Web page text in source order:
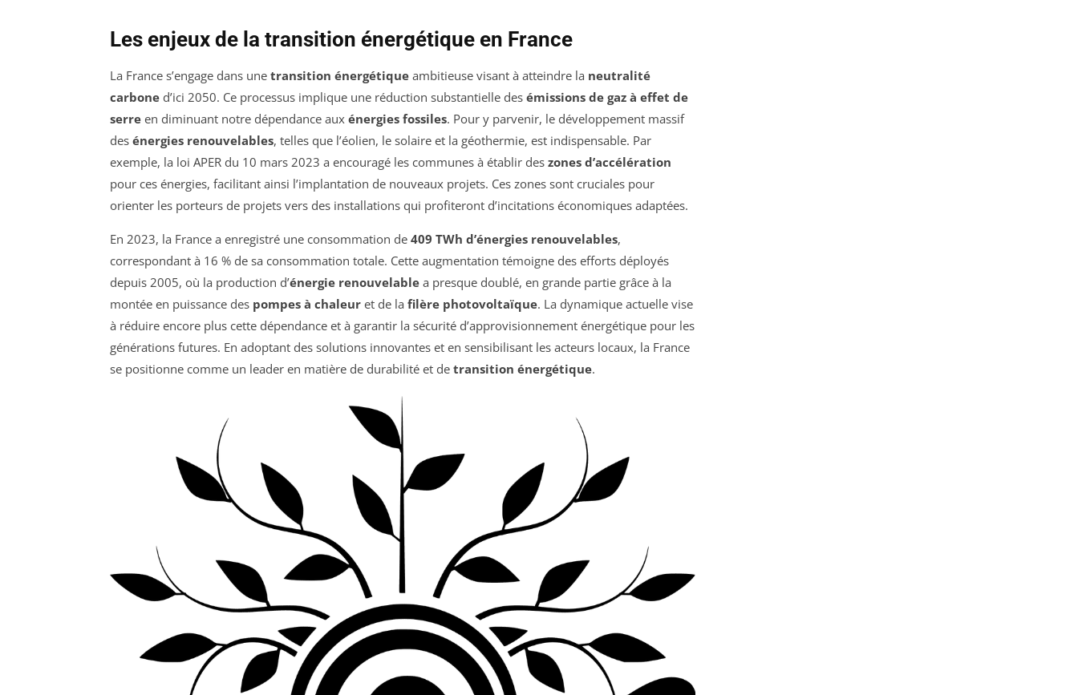
Les enjeux de la transition énergétique en France
La France s’engage dans une transition énergétique ambitieuse visant à atteindre la neutralité
carbone d’ici 2050. Ce processus implique une réduction substantielle des émissions de gaz à effet de
serre en diminuant notre dépendance aux énergies fossiles. Pour y parvenir, le développement massif
des énergies renouvelables, telles que l’éolien, le solaire et la géothermie, est indispensable. Par
exemple, la loi APER du 10 mars 2023 a encouragé les communes à établir des zones d’accélération
pour ces énergies, facilitant ainsi l’implantation de nouveaux projets. Ces zones sont cruciales pour
orienter les porteurs de projets vers des installations qui profiteront d’incitations économiques adaptées.
En 2023, la France a enregistré une consommation de 409 TWh d’énergies renouvelables,
correspondant à 16 % de sa consommation totale. Cette augmentation témoigne des efforts déployés
depuis 2005, où la production d’énergie renouvelable a presque doublé, en grande partie grâce à la
montée en puissance des pompes à chaleur et de la filère photovoltaïque. La dynamique actuelle vise
à réduire encore plus cette dépendance et à garantir la sécurité d’approvisionnement énergétique pour les
générations futures. En adoptant des solutions innovantes et en sensibilisant les acteurs locaux, la France
se positionne comme un leader en matière de durabilité et de transition énergétique.